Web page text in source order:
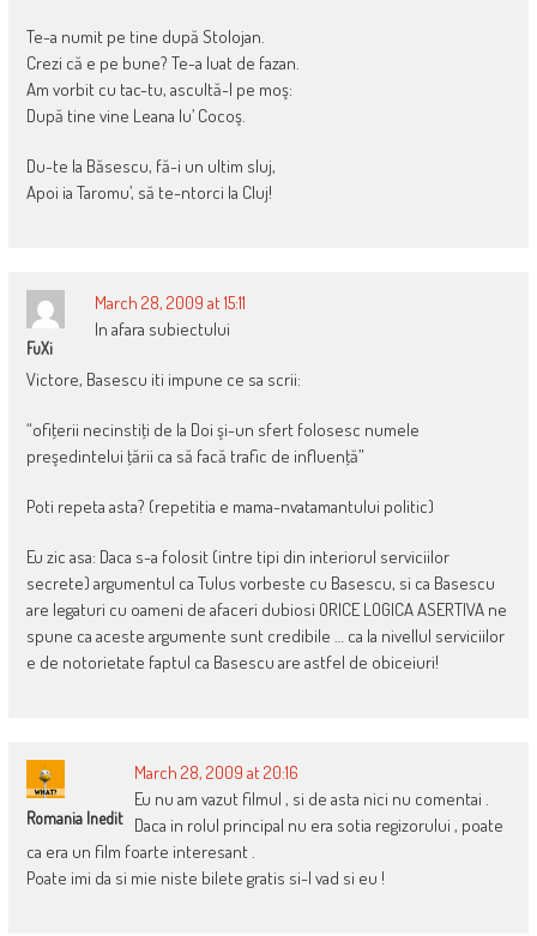
Te-a numit pe tine după Stolojan.
Crezi că e pe bune? Te-a luat de fazan.
Am vorbit cu tac-tu, ascultă-l pe moş:
După tine vine Leana lu’ Cocoş.
Du-te la Băsescu, fă-i un ultim sluj,
Apoi ia Taromu’, să te-ntorci la Cluj!
FuXi
March 28, 2009 at 15:11
In afara subiectului
Victore, Basescu iti impune ce sa scrii:
“ofiţerii necinstiţi de la Doi şi-un sfert folosesc numele
preşedintelui ţării ca să facă trafic de influenţă”
Poti repeta asta? (repetitia e mama-nvatamantului politic)
Eu zic asa: Daca s-a folosit (intre tipi din interiorul serviciilor
secrete) argumentul ca Tulus vorbeste cu Basescu, si ca Basescu
are legaturi cu oameni de afaceri dubiosi ORICE LOGICA ASERTIVA ne
spune ca aceste argumente sunt credibile … ca la nivellul serviciilor
e de notorietate faptul ca Basescu are astfel de obiceiuri!
Romania Inedit
March 28, 2009 at 20:16
Eu nu am vazut filmul , si de asta nici nu comentai .
Daca in rolul principal nu era sotia regizorului , poate
ca era un film foarte interesant .
Poate imi da si mie niste bilete gratis si-l vad si eu !